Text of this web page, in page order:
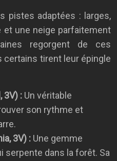
pistes adaptées : larges,
une neige parfaitement
regorgent de ces
certains tirent leur épingle
3V) : Un véritable
son rythme et
3V) : Une gemme
serpente dans la forêt. Sa